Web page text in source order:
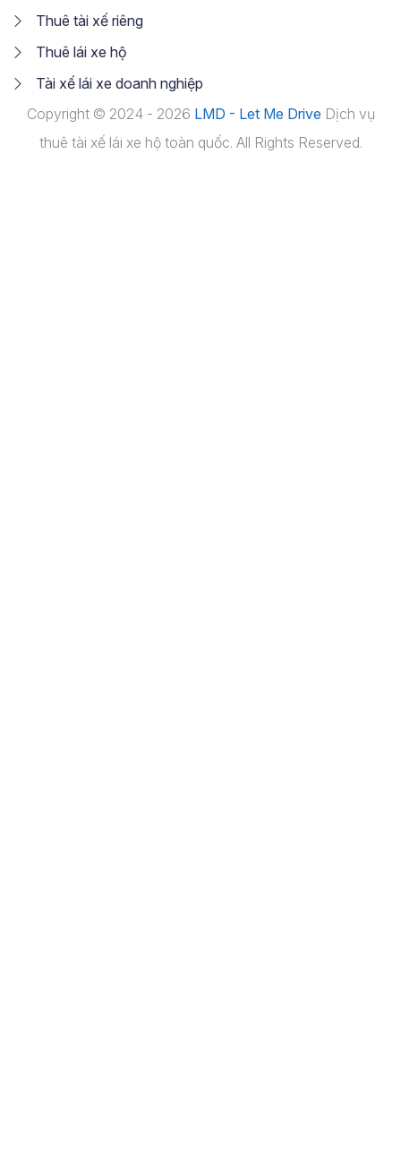
Thuê tài xế riêng
Thuê lái xe hộ
Tài xế lái xe doanh nghiệp
Copyright © 2024 - 2026 LMD - Let Me Drive Dịch vụ
thuê tài xế lái xe hộ toàn quốc. All Rights Reserved.